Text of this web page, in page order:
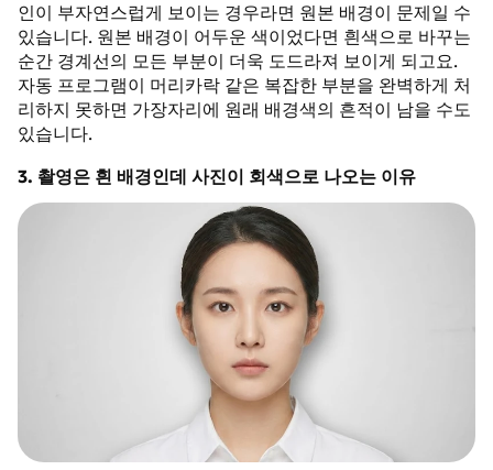
인이 부자연스럽게 보이는 경우라면 원본 배경이 문제일 수
있습니다. 원본 배경이 어두운 색이었다면 흰색으로 바꾸는
순간 경계선의 모든 부분이 더욱 도드라져 보이게 되고요.
자동 프로그램이 머리카락 같은 복잡한 부분을 완벽하게 처
리하지 못하면 가장자리에 원래 배경색의 흔적이 남을 수도
있습니다.
3. 촬영은 흰 배경인데 사진이 회색으로 나오는 이유